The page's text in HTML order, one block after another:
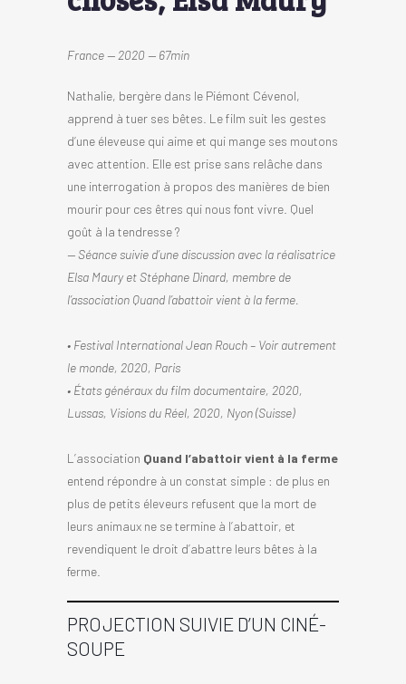
France — 2020 — 67min
Nathalie, bergère dans le Piémont Cévenol,
apprend à tuer ses bêtes. Le film suit les gestes
d’une éleveuse qui aime et qui mange ses moutons
avec attention. Elle est prise sans relâche dans
une interrogation à propos des manières de bien
mourir pour ces êtres qui nous font vivre. Quel
goût à la tendresse ?
— Séance suivie d’une discussion avec la réalisatrice
Elsa Maury et Stéphane Dinard, membre de
l’association Quand l’abattoir vient à la ferme.
• Festival International Jean Rouch – Voir autrement
le monde, 2020, Paris
• États généraux du film documentaire, 2020,
Lussas, Visions du Réel, 2020, Nyon (Suisse)
L’association Quand l’abattoir vient à la ferme
entend répondre à un constat simple : de plus en
plus de petits éleveurs refusent que la mort de
leurs animaux ne se termine à l’abattoir, et
revendiquent le droit d’abattre leurs bêtes à la
ferme.
PROJECTION SUIVIE D’UN CINÉ-
SOUPE